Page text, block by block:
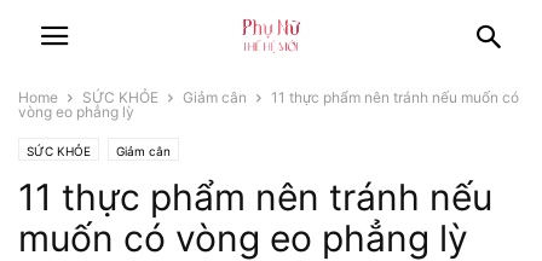
Home SỨC KHỎE Giảm cân
11 thực phẩm nên tránh nếu muốn có
vòng eo phẳng lỳ
SỨC KHỎE Giảm cân
11 thực phẩm nên tránh nếu
muốn có vòng eo phẳng lỳ